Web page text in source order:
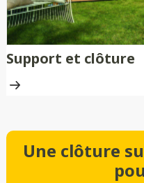
Support et clôture
Une clôture